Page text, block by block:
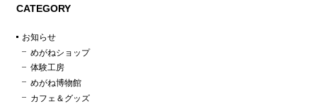
CATEGORY
お知らせ
めがねショップ
体験工房
めがね博物館
カフェ＆グッズ